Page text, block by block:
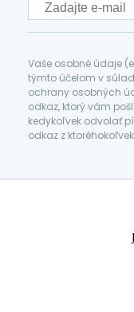
Vaše osobné údaje
týmto účelom v
ochrany osobných
odkaz, ktorý vám
kedykoľvek odvolať
odkaz z